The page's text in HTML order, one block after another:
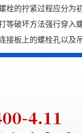
栓的拧紧过程应分为
等破坏方法强行穿入
接板上的螺栓孔以及